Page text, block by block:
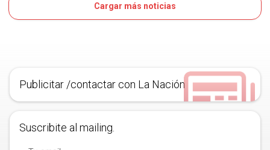
Cargar más noticias
Publicitar /contactar con La Nación
Suscribite al mailing.